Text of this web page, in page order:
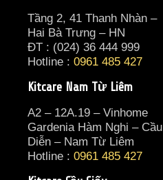
Tầng 2, 41 Thanh Nhàn –
Hai Bà Trưng – HN
ĐT : (024) 36 444 999
Hotline :0961 485 427
Kitcare Nam Từ Liêm
A2 – 12A.19 – Vinhome
Gardenia Hàm Nghi – Cầu
Diễn – Nam Từ Liêm
Hotline :0961 485 427